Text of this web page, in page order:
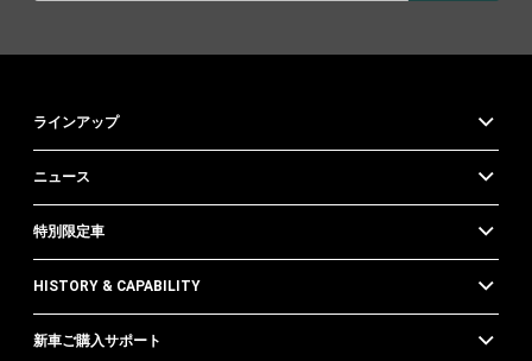
ラインアップ
ニュース
特別限定車
HISTORY & CAPABILITY
新車ご購入サポート